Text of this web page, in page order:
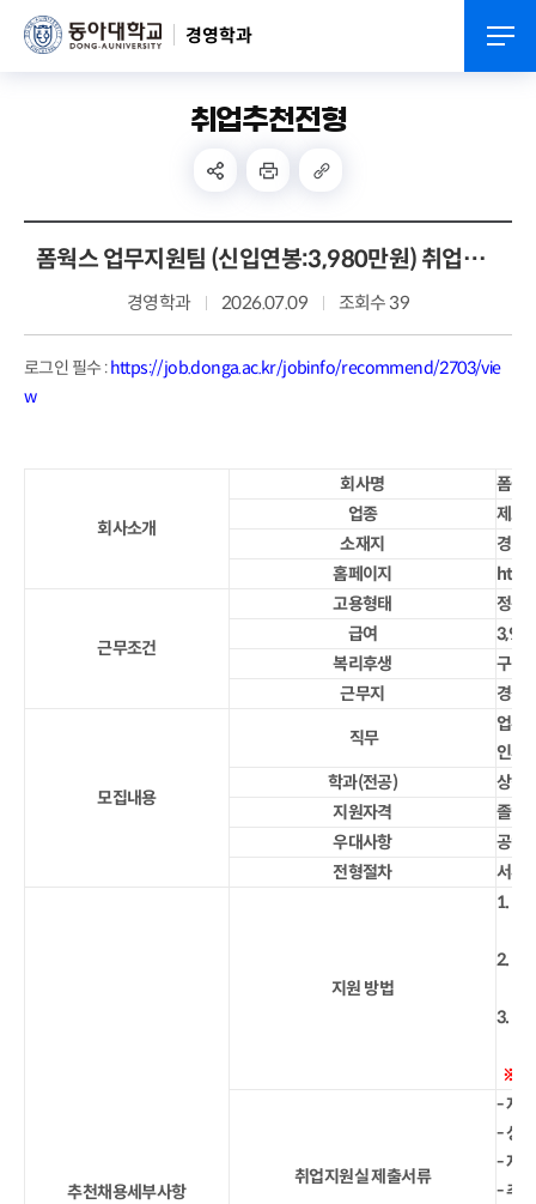
경영학과
취업추천전형
폼웍스 업무지원팀 (신입연봉:3,980만원) 취업추천
경영학과 2026.07.09 조회수 39
로그인 필수 :https://job.donga.ac.kr/jobinfo/recommend/2703/vie
w
회사소개
회사명
폼웍
업종
제조
소재지
경남
홈페이지
근무조건
고용형태
정규
급여
복리후생
구내
근무지
경상
모집내용
직무
업무
인사
학과(전공)
상경
지원자격
졸업
우대사항
공인
전형절차
서류
추천채용세부사항
지원 방법
1. 추
2. 개
3. 인
※ “
취업지원실 제출서류
- 자
- 성
- 자
- 추